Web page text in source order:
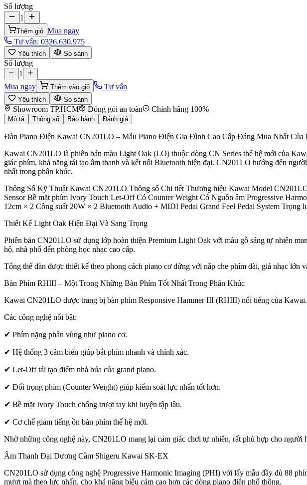
Số lượng
1
Thêm giỏ Mua ngay
Tư vấn: 0326.630.975
Yêu thích So sánh
Số lượng
1
Mua ngay
Thêm vào giỏ Tư vấn
Yêu thích So sánh
Showroom TP.HCM Đóng gói an toàn Chính hãng 100%
Mô tả Thông số Bảo hành Đánh giá
Đàn Piano Điện Kawai CN201LO – Mẫu Piano Điện Gia Đình Cao Cấp Đáng Mua Nhất Của
Kawai CN201LO là phiên bản màu Light Oak (LO) thuộc dòng CN Series thế hệ mới của
giác phím, khả năng tái tạo âm thanh và kết nối Bluetooth hiện đại. CN201LO hướng đến
nhất trong phân khúc.
Thông Số Kỹ Thuật Kawai CN201LO Thông số Chi tiết Thương hiệu Kawai Model
Sensor Bề mặt phím Ivory Touch Let-Off Có Counter Weight Có Nguồn âm Progressive
12cm × 2 Công suất 20W × 2 Bluetooth Audio + MIDI Pedal Grand Feel Pedal System Trọng
Thiết Kế Light Oak Hiện Đại Và Sang Trọng
Phiên bản CN201LO sử dụng lớp hoàn thiện Premium Light Oak với màu gỗ sáng tự nhiên
hộ, nhà phố đến phòng học nhạc cao cấp.
Tổng thể đàn được thiết kế theo phong cách piano cơ đứng với nắp che phím dài, giá nhạc lớn
Bàn Phím RHIII – Một Trong Những Bàn Phím Tốt Nhất Trong Phân Khúc
Kawai CN201LO được trang bị bàn phím Responsive Hammer III (RHIII) nổi tiếng của Kawai.
Các công nghệ nổi bật:
✔ Phím nặng phân vùng như piano cơ.
✔ Hệ thống 3 cảm biến giúp bắt phím nhanh và chính xác.
✔ Let-Off tái tạo điểm nhả búa của grand piano.
✔ Đối trọng phím (Counter Weight) giúp kiểm soát lực nhấn tốt hơn.
✔ Bề mặt Ivory Touch chống trượt tay khi luyện tập lâu.
✔ Cơ chế giảm tiếng ồn bàn phím thế hệ mới.
Nhờ những công nghệ này, CN201LO mang lại cảm giác chơi tự nhiên, rất phù hợp cho người
Âm Thanh Đại Dương Cầm Shigeru Kawai SK-EX
CN201LO sử dụng công nghệ Progressive Harmonic Imaging (PHI) với lấy mẫu đầy đủ 88
mượt mà theo lực nhấn, cho khả năng biểu cảm cao hơn các dòng piano điện phổ thông.